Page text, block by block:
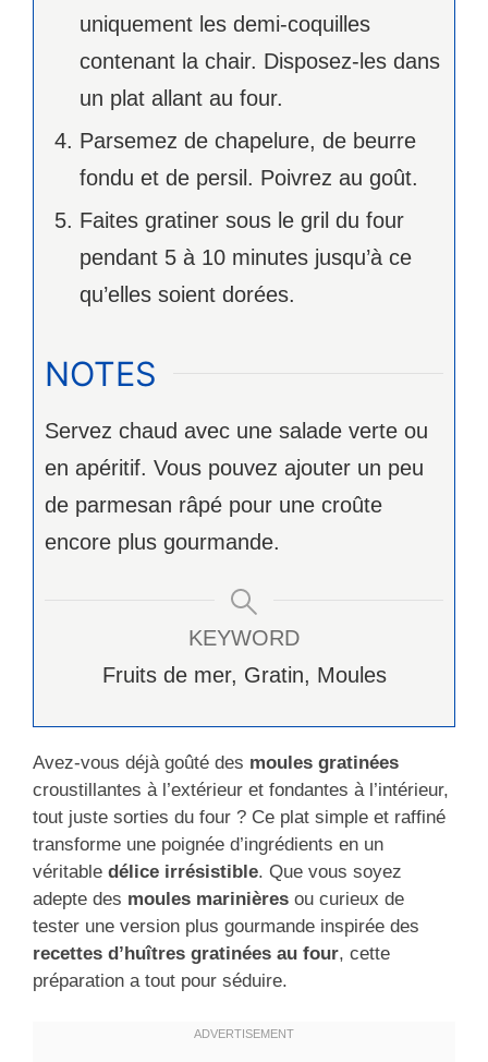
uniquement les demi-coquilles
contenant la chair. Disposez-les dans
un plat allant au four.
Parsemez de chapelure, de beurre
fondu et de persil. Poivrez au goût.
Faites gratiner sous le gril du four
pendant 5 à 10 minutes jusqu’à ce
qu’elles soient dorées.
NOTES
Servez chaud avec une salade verte ou
en apéritif. Vous pouvez ajouter un peu
de parmesan râpé pour une croûte
encore plus gourmande.
KEYWORD
Fruits de mer, Gratin, Moules
Avez-vous déjà goûté des moules gratinées
croustillantes à l’extérieur et fondantes à l’intérieur,
tout juste sorties du four ? Ce plat simple et raffiné
transforme une poignée d’ingrédients en un
véritable délice irrésistible. Que vous soyez
adepte des moules marinières ou curieux de
tester une version plus gourmande inspirée des
recettes d’huîtres gratinées au four, cette
préparation a tout pour séduire.